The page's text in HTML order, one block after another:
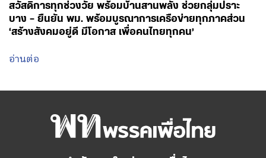
สวัสดิการทุกช่วงวัย พร้อมบ้านสานพลัง ช่วยกลุ่มปราะ
บาง – ยืนยัน พม. พร้อมบูรณาการเครือข่ายทุกภาคส่วน
‘สร้างสังคมอยู่ดี มีโอกาส เพื่อคนไทยทุกคน’
อ่านต่อ